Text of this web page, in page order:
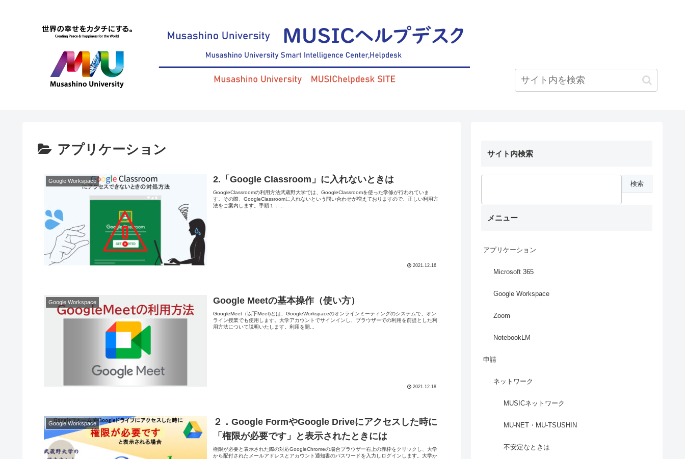
アプリケーション
Google Workspace 2.「Google Classroom」に入れないときは
GoogleClassroomの利用方法武蔵野大学では、GoogleClassroomを使った学修が行われていま
す。その際、GoogleClassroomに入れないという問い合わせが増えておりますので、正しい利用方
法をご案内します。手順１．...
2021.12.16
Google Workspace Google Meetの基本操作（使い方）
GoogleMeet（以下Meet)とは、GoogleWorkspaceのオンラインミーティングのシステムで、オン
ライン授業でも使用します。大学アカウントでサインインし、ブラウザーでの利用を前提とした利
用方法について説明いたします。利用を開...
2021.12.18
Google Workspace
２．Google FormやGoogle Driveにアクセスした時に
「権限が必要です」と表示されたときには
権限が必要と表示された際の対応GoogleChromeの場合ブラウザー右上の赤枠をクリックし、大学
から配付されたメールアドレスとアカウント通知書のパスワードを入力しログインします。大学か
サイト内検索
メニュー
アプリケーション
Microsoft 365
Google Workspace
Zoom
NotebookLM
申請
ネットワーク
MUSICネットワーク
MU-NET・MU-TSUSHIN
不安定なときは